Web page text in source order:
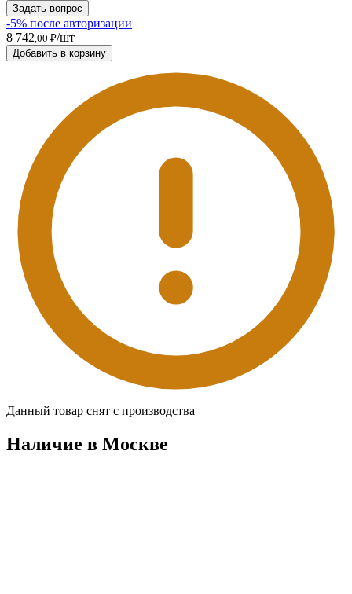
Задать вопрос
-5% после авторизации
8 742,00 ₽/шт
Добавить в корзину
Данный товар снят с производства
Наличие в Москвe